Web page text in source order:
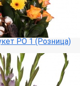
РО 1 (Розница)